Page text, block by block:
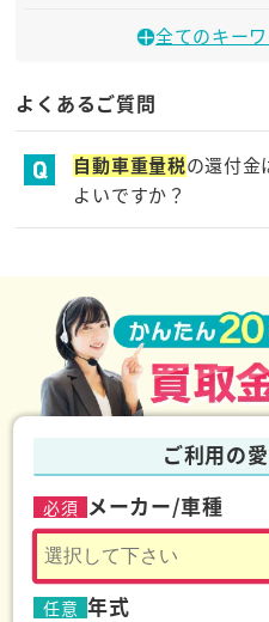
自動車重量税
な行
任意保険
保険
全てのキー
よくあるご質問
自動車重量税の還付金
よいですか？
間をかけずに還付金を
ご利用の
必須 メーカー/車種
任意 年式